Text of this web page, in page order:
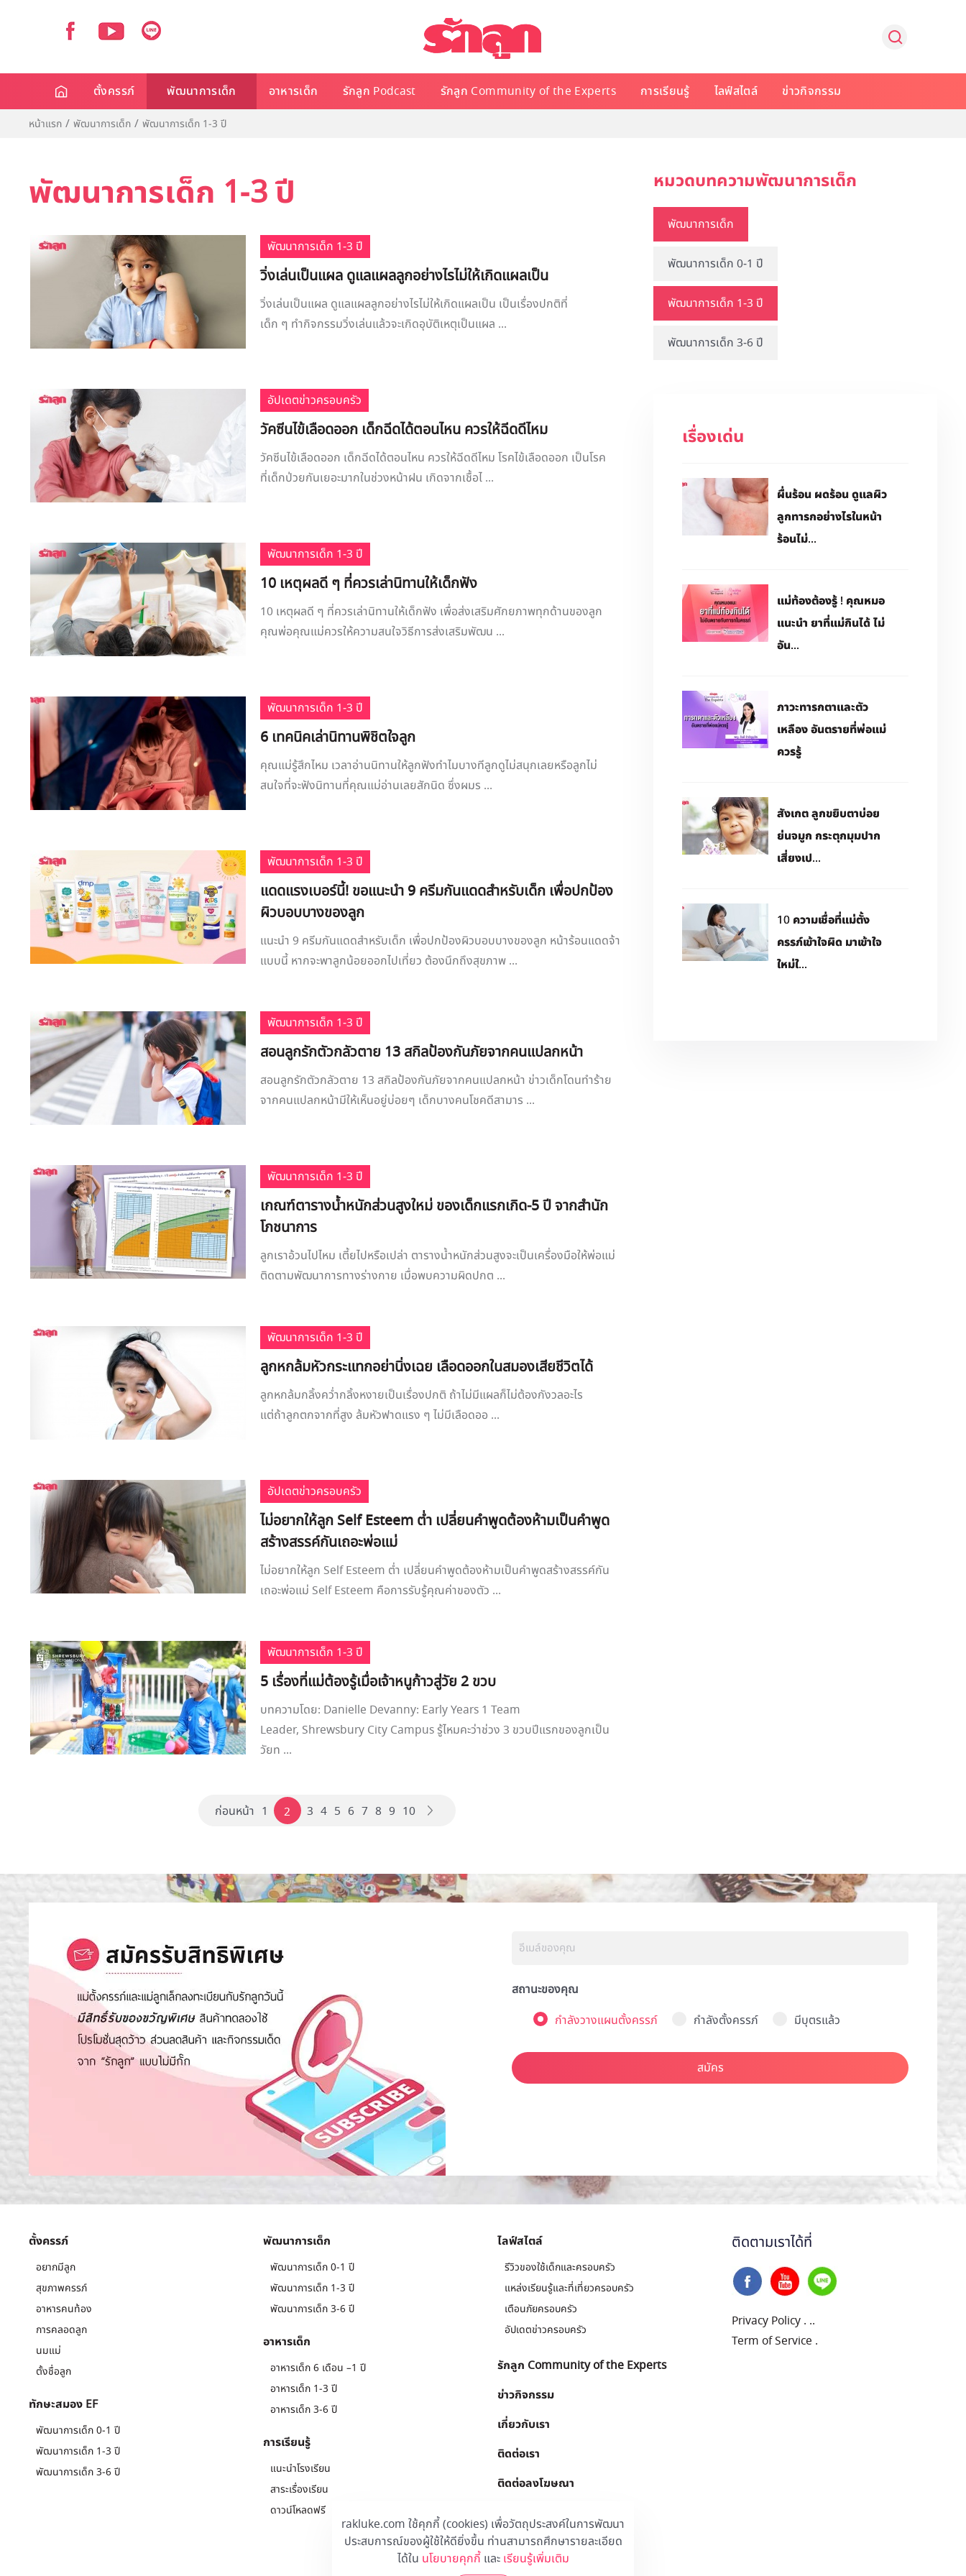
rakluke.com ใช้คุกกี้ (cookies) เพื่อวัตถุประสงค์ในการพัฒนา
ประสบการณ์ของผู้ใช้ให้ดียิ่งขึ้น ท่านสามารถศึกษารายละเอียด
ได้ใน นโยบายคุกกี้และ เรียนรู้เพิ่มเติม
ตั้งครรภ์ พัฒนาการเด็ก อาหารเด็ก รักลูก Podcast รักลูก Community of the Experts การเรียนรู้ ไลฟ์สไตล์ ข่าวกิจกรรม
หน้าแรก พัฒนาการเด็ก พัฒนาการเด็ก 1-3 ปี
พัฒนาการเด็ก 1-3 ปี
พัฒนาการเด็ก 1-3 ปี
วิ่งเล่นเป็นแผล ดูแลแผลลูกอย่างไรไม่ให้เกิดแผลเป็น
วิ่งเล่นเป็นแผล ดูแลแผลลูกอย่างไรไม่ให้เกิดแผลเป็น เป็นเรื่องปกติที่
เด็ก ๆ ทำกิจกรรมวิ่งเล่นแล้วจะเกิดอุบัติเหตุเป็นแผล ...
อัปเดตข่าวครอบครัว
วัคซีนไข้เลือดออก เด็กฉีดได้ตอนไหน ควรให้ฉีดดีไหม
วัคซีนไข้เลือดออก เด็กฉีดได้ตอนไหน ควรให้ฉีดดีไหม โรคไข้เลือดออก เป็นโรค
ที่เด็กป่วยกันเยอะมากในช่วงหน้าฝน เกิดจากเชื้อไ ...
พัฒนาการเด็ก 1-3 ปี
10 เหตุผลดี ๆ ที่ควรเล่านิทานให้เด็กฟัง
10 เหตุผลดี ๆ ที่ควรเล่านิทานให้เด็กฟัง เพื่อส่งเสริมศักยภาพทุกด้านของลูก
คุณพ่อคุณแม่ควรให้ความสนใจวิธีการส่งเสริมพัฒน ...
พัฒนาการเด็ก 1-3 ปี
6 เทคนิคเล่านิทานพิชิตใจลูก
คุณแม่รู้สึกไหม เวลาอ่านนิทานให้ลูกฟังทำไมบางทีลูกดูไม่สนุกเลยหรือลูกไม่
สนใจที่จะฟังนิทานที่คุณแม่อ่านเลยสักนิด ซึ่งผมร ...
พัฒนาการเด็ก 1-3 ปี
แดดแรงเบอร์นี้! ขอแนะนำ 9 ครีมกันแดดสำหรับเด็ก เพื่อปกป้อง
ผิวบอบบางของลูก
แนะนำ 9 ครีมกันแดดสำหรับเด็ก เพื่อปกป้องผิวบอบบางของลูก หน้าร้อนแดดจ้า
แบบนี้ หากจะพาลูกน้อยออกไปเที่ยว ต้องนึกถึงสุขภาพ ...
พัฒนาการเด็ก 1-3 ปี
สอนลูกรักตัวกลัวตาย 13 สกิลป้องกันภัยจากคนแปลกหน้า
สอนลูกรักตัวกลัวตาย 13 สกิลป้องกันภัยจากคนแปลกหน้า ข่าวเด็กโดนทำร้าย
จากคนแปลกหน้ามีให้เห็นอยู่บ่อยๆ เด็กบางคนโชคดีสามาร ...
พัฒนาการเด็ก 1-3 ปี
เกณฑ์ตารางน้ำหนักส่วนสูงใหม่ ของเด็กแรกเกิด-5 ปี จากสำนัก
โภชนาการ
ลูกเราอ้วนไปไหม เตี้ยไปหรือเปล่า ตารางน้ำหนักส่วนสูงจะเป็นเครื่องมือให้พ่อแม่
ติดตามพัฒนาการทางร่างกาย เมื่อพบความผิดปกต ...
พัฒนาการเด็ก 1-3 ปี
ลูกหกล้มหัวกระแทกอย่านิ่งเฉย เลือดออกในสมองเสียชีวิตได้
ลูกหกล้มกลิ้งคว่ำกลิ้งหงายเป็นเรื่องปกติ ถ้าไม่มีแผลก็ไม่ต้องกังวลอะไร
แต่ถ้าลูกตกจากที่สูง ล้มหัวฟาดแรง ๆ ไม่มีเลือดออ ...
อัปเดตข่าวครอบครัว
ไม่อยากให้ลูก Self Esteem ต่ำ เปลี่ยนคำพูดต้องห้ามเป็นคำพูด
สร้างสรรค์กันเถอะพ่อแม่
ไม่อยากให้ลูก Self Esteem ต่ำ เปลี่ยนคำพูดต้องห้ามเป็นคำพูดสร้างสรรค์กัน
เถอะพ่อแม่ Self Esteem คือการรับรู้คุณค่าของตัว ...
พัฒนาการเด็ก 1-3 ปี
5 เรื่องที่แม่ต้องรู้เมื่อเจ้าหนูก้าวสู่วัย 2 ขวบ
บทความโดย: Danielle Devanny: Early Years 1 Team
Leader, Shrewsbury City Campus รู้ไหมคะว่าช่วง 3 ขวบปีแรกของลูกเป็น
วัยท ...
ก่อนหน้า 1 2 3 4 5 6 7 8 9 10
หมวดบทความพัฒนาการเด็ก
พัฒนาการเด็ก
พัฒนาการเด็ก 0-1 ปี
พัฒนาการเด็ก 1-3 ปี
พัฒนาการเด็ก 3-6 ปี
เรื่องเด่น
ผื่นร้อน ผดร้อน ดูแลผิว
ลูกทารกอย่างไรในหน้า
ร้อนไม่...
แม่ท้องต้องรู้ ! คุณหมอ
แนะนำ ยาที่แม่กินได้ ไม่
อัน...
ภาวะทารกตาและตัว
เหลือง อันตรายที่พ่อแม่
ควรรู้
สังเกต ลูกขยิบตาบ่อย
ย่นจมูก กระตุกมุมปาก
เสี่ยงเป...
10 ความเชื่อที่แม่ตั้ง
ครรภ์เข้าใจผิด มาเข้าใจ
ใหม่ใ...
สถานะของคุณ
กำลังวางแผนตั้งครรภ์
กำลังตั้งครรภ์ มีบุตรแล้ว
สมัคร
ตั้งครรภ์
อยากมีลูก
สุขภาพครรภ์
อาหารคนท้อง
การคลอดลูก
นมแม่
ตั้งชื่อลูก
ทักษะสมอง EF
พัฒนาการเด็ก 0-1 ปี
พัฒนาการเด็ก 1-3 ปี
พัฒนาการเด็ก 3-6 ปี
พัฒนาการเด็ก
พัฒนาการเด็ก 0-1 ปี
พัฒนาการเด็ก 1-3 ปี
พัฒนาการเด็ก 3-6 ปี
อาหารเด็ก
อาหารเด็ก 6 เดือน –1 ปี
อาหารเด็ก 1-3 ปี
อาหารเด็ก 3-6 ปี
การเรียนรู้
แนะนำโรงเรียน
สาระเรื่องเรียน
ดาวน์โหลดฟรี
ไลฟ์สไตล์
รีวิวของใช้เด็กและครอบครัว
แหล่งเรียนรู้และที่เที่ยวครอบครัว
เตือนภัยครอบครัว
อัปเดตข่าวครอบครัว
รักลูก Community of the Experts
ข่าวกิจกรรม
เกี่ยวกับเรา
ติดต่อเรา
ติดต่อลงโฆษณา
ติดตามเราได้ที่
Privacy Policy . ..
Term of Service .